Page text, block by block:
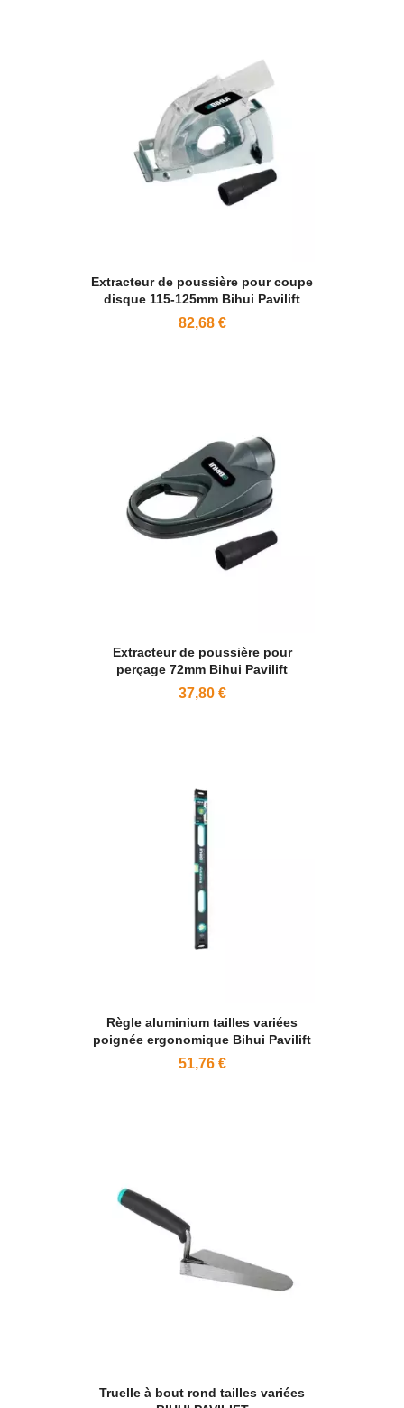
Extracteur de poussière pour coupe
disque 115-125mm Bihui Pavilift
82,68 €
Extracteur de poussière pour
perçage 72mm Bihui Pavilift
37,80 €
Règle aluminium tailles variées
poignée ergonomique Bihui Pavilift
51,76 €
Truelle à bout rond tailles variées